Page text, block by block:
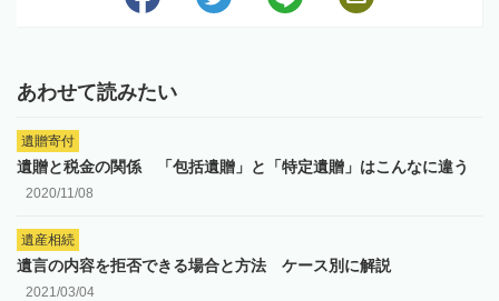
あわせて読みたい
遺贈寄付
遺贈と税金の関係 「包括遺贈」と「特定遺贈」はこんなに違う
2020/11/08
遺産相続
遺言の内容を拒否できる場合と方法 ケース別に解説
2021/03/04